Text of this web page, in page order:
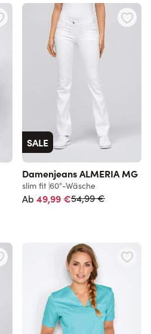
SALE
Damenjeans ALMERIA MG
slim fit 60°-Wäsche
Ab 49,99 €Normalpreis
54,99 €